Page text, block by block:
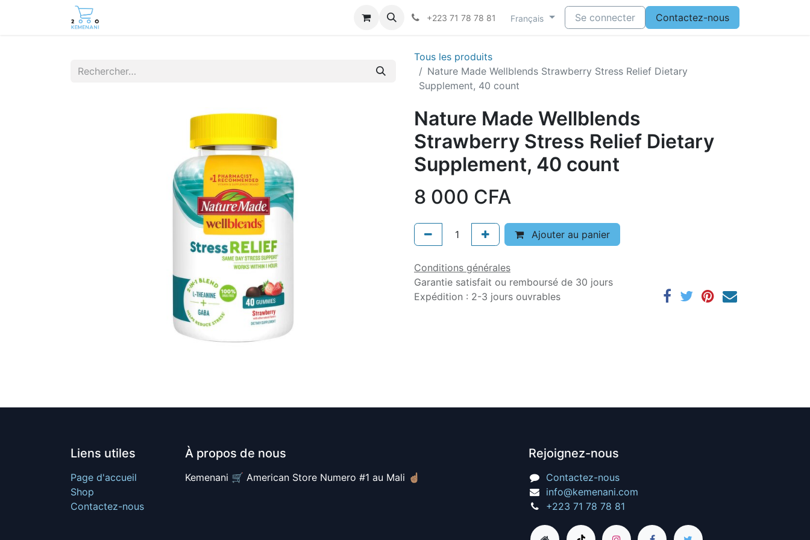
+223 71 78 78 81 Français Se connecter Contactez-nous
Tous les produits
Nature Made Wellblends Strawberry Stress Relief Dietary
Supplement, 40 count
Nature Made Wellblends
Strawberry Stress Relief Dietary
Supplement, 40 count
8 000 CFA
Ajouter au panier
Conditions générales
Garantie satisfait ou remboursé de 30 jours
Expédition : 2-3 jours ouvrables
Liens utiles
Page d'accueil
Shop
Contactez-nous
À propos de nous
Kemenani 🛒 American Store Numero #1 au Mali ☝🏽
Rejoignez-nous
Contactez-nous
info@kemenani.com
+223 71 78 78 81